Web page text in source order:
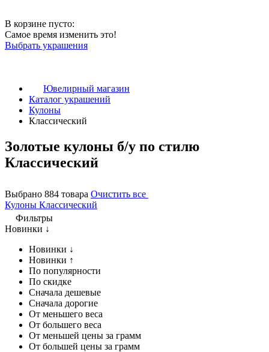
В корзине пусто:
Самое время изменить это!
Выбрать украшения
Ювелирный магазин
Каталог украшений
Кулоны
Классический
Золотые кулоны б/у по стилю
Классический
Выбрано 884 товара Очистить все
Кулоны Классический
Фильтры
Новинки ↓
Новинки ↓
Новинки ↑
По популярности
По скидке
Сначала дешевые
Сначала дорогие
От меньшего веса
От большего веса
От меньшей цены за грамм
От большей цены за грамм